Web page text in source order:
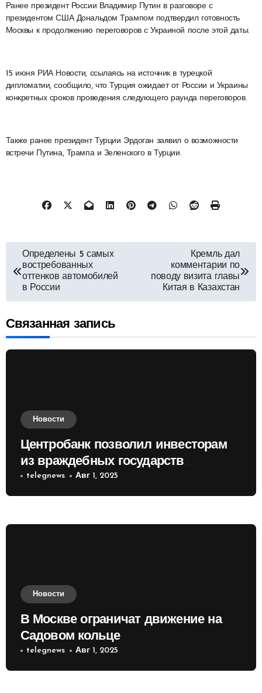
Ранее президент России Владимир Путин в разговоре с
президентом США Дональдом Трампом подтвердил готовность
Москвы к продолжению переговоров с Украиной после этой даты.
15 июня РИА Новости, ссылаясь на источник в турецкой
дипломатии, сообщило, что Турция ожидает от России и Украины
конкретных сроков проведения следующего раунда переговоров.
Также ранее президент Турции Эрдоган заявил о возможности
встречи Путина, Трампа и Зеленского в Турции.
Навигация
по
записям
Определены 5 самых
востребованных
оттенков автомобилей
в России
Кремль дал
комментарии по
поводу визита главы
Китая в Казахстан
Связанная запись
Новости
Центробанк позволил инвесторам
из враждебных государств
приобретать валюту
telegnews Авг 1, 2025
Новости
В Москве ограничат движение на
Садовом кольце
telegnews Авг 1, 2025